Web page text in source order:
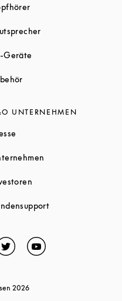
Link Opens in New Tab
Link Opens in New
Geräte
Link Opens in New Tab
New Tab
Tab
UNTERNEHMEN
Link Opens in
New Tab
Opens in New Tab
Link Opens in New Tab
YouTubeLink Opens in
2026